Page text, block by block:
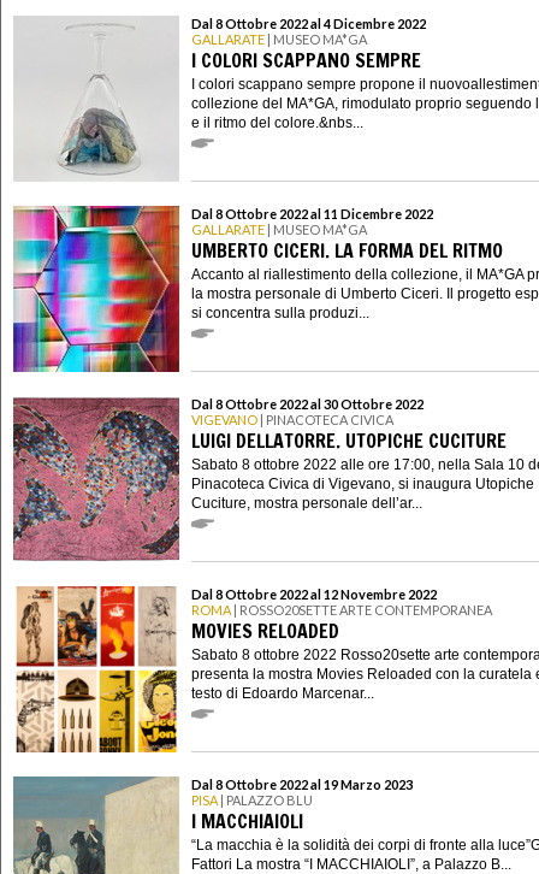
Dal 8 Ottobre 2022 al 4 Dicembre 2022
GALLARATE | MUSEO MA*GA
I COLORI SCAPPANO SEMPRE
I colori scappano sempre propone il
collezione del MA*GA, rimodulato proprio seguendo
e il ritmo del colore.&nbs...
Dal 8 Ottobre 2022 al 11 Dicembre 2022
GALLARATE | MUSEO MA*GA
UMBERTO CICERI. LA FORMA DEL RITMO
Accanto al riallestimento della collezione, il MA*GA
la mostra personale di Umberto Ciceri. Il progetto
si concentra sulla produzi...
Dal 8 Ottobre 2022 al 30 Ottobre 2022
VIGEVANO | PINACOTECA CIVICA
LUIGI DELLATORRE. UTOPICHE CUCITURE
Sabato 8 ottobre 2022 alle ore 17:00, nella Sala 10
Pinacoteca Civica di Vigevano, si inaugura Utopiche
Cuciture, mostra personale dell’ar...
Dal 8 Ottobre 2022 al 12 Novembre 2022
ROMA | ROSSO20SETTE ARTE CONTEMPORANEA
MOVIES RELOADED
Sabato 8 ottobre 2022 Rosso20sette arte
presenta la mostra Movies Reloaded con la curatela
testo di Edoardo Marcenar...
Dal 8 Ottobre 2022 al 19 Marzo 2023
PISA | PALAZZO BLU
I MACCHIAIOLI
“La macchia è la solidità dei corpi di fronte alla
Fattori La mostra “I MACCHIAIOLI”, a Palazzo B...